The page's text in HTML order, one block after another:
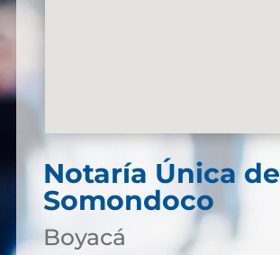
Notaría Única de
Somondoco
Boyacá